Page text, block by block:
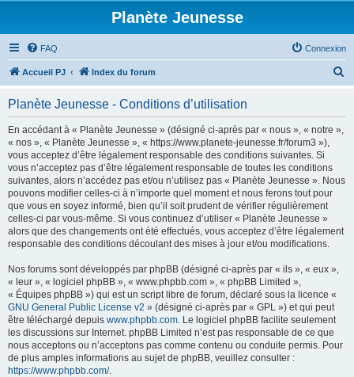
Planète Jeunesse
FAQ Connexion
Accueil PJ Index du forum
Planète Jeunesse - Conditions d’utilisation
En accédant à « Planète Jeunesse » (désigné ci-après par « nous », « notre »,
« nos », « Planète Jeunesse », « https://www.planete-jeunesse.fr/forum3 »),
vous acceptez d’être légalement responsable des conditions suivantes. Si
vous n’acceptez pas d’être légalement responsable de toutes les conditions
suivantes, alors n’accédez pas et/ou n’utilisez pas « Planète Jeunesse ». Nous
pouvons modifier celles-ci à n’importe quel moment et nous ferons tout pour
que vous en soyez informé, bien qu’il soit prudent de vérifier régulièrement
celles-ci par vous-même. Si vous continuez d’utiliser « Planète Jeunesse »
alors que des changements ont été effectués, vous acceptez d’être légalement
responsable des conditions découlant des mises à jour et/ou modifications.
Nos forums sont développés par phpBB (désigné ci-après par « ils », « eux »,
« leur », « logiciel phpBB », « www.phpbb.com », « phpBB Limited »,
« Équipes phpBB ») qui est un script libre de forum, déclaré sous la licence «
GNU General Public License v2 » (désigné ci-après par « GPL ») et qui peut
être téléchargé depuis www.phpbb.com. Le logiciel phpBB facilite seulement
les discussions sur Internet. phpBB Limited n’est pas responsable de ce que
nous acceptons ou n’acceptons pas comme contenu ou conduite permis. Pour
de plus amples informations au sujet de phpBB, veuillez consulter :
https://www.phpbb.com/.